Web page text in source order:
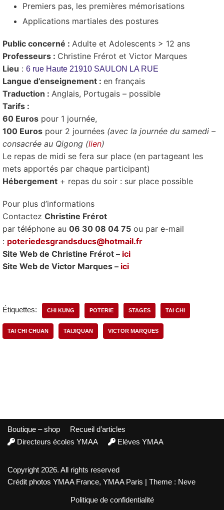
Premiers pas, les premières mémorisations
Applications martiales des postures
Public concerné : Adulte et Adolescents > 12 ans
Professeurs : Christine Frérot et Victor Marques
Lieu : 6 rue Haute 21910 SAULON LA RUE
Langue d’enseignement : en français
Traduction : Anglais, Portugais – possible
Tarifs :
60 Eurospour 1 journée,
100 Eurospour 2 journées(avec la journée du samedi –
consacrée au Qigong (lien)
Le repas de midi se fera sur place (en partageant les
mets apportés par chaque participant)
Hébergement+ repas du soir : sur place possible
Pour plus d’informations
Contactez Christine Frérot
par téléphone au 06 30 08 04 75ou par e-mail
: poteriedesgrandsducs@hotmail.fr
Site Web de Christine Frérot – ici
Site Web de Victor Marques – ici
Étiquettes: CHI KUNG POTERIE STAGES TAI CHI
TAI CHI CHUAN TAIJIQUAN VICTOR MARQUES
Boutique – shop
Recueil d’articles
Directeurs écoles YMAA
Elèves YMAA
Copyright 2026. All rights reserved
Crédit photos YMAA France, YMAA Paris | Theme : Neve
Politique de confidentialité